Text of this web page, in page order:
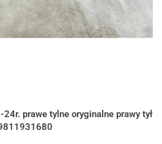
prawe tylne oryginalne prawy tył